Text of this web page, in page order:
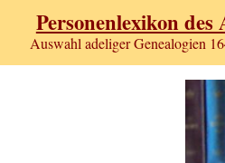
Personenlexikon des
Auswahl adeliger Genealogien